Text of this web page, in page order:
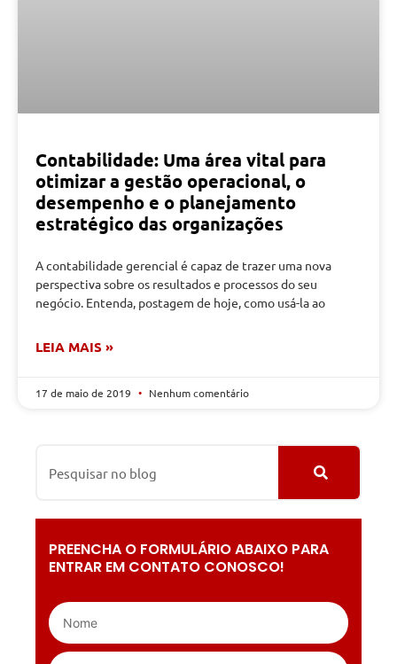
Contabilidade: Uma área vital para
otimizar a gestão operacional, o
desempenho e o planejamento
estratégico das organizações
A contabilidade gerencial é capaz de trazer uma nova
perspectiva sobre os resultados e processos do seu
negócio. Entenda, postagem de hoje, como usá-la ao
LEIA MAIS »
17 de maio de 2019 Nenhum comentário
PREENCHA O FORMULÁRIO ABAIXO PARA
ENTRAR EM CONTATO CONOSCO!